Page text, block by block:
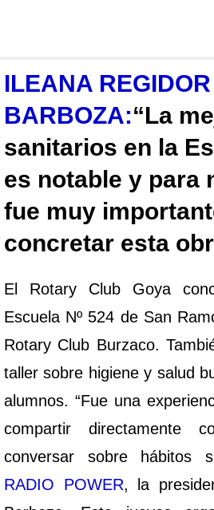
ILEANA REGIDOR
BARBOZA:“La
sanitarios en la
es notable y para
fue muy
concretar esta
El Rotary Club Goya
Escuela Nº 524 de San
Rotary Club Burzaco.
taller sobre higiene y salud
alumnos. “Fue una
compartir directamente
conversar sobre hábitos
RADIO POWER, la